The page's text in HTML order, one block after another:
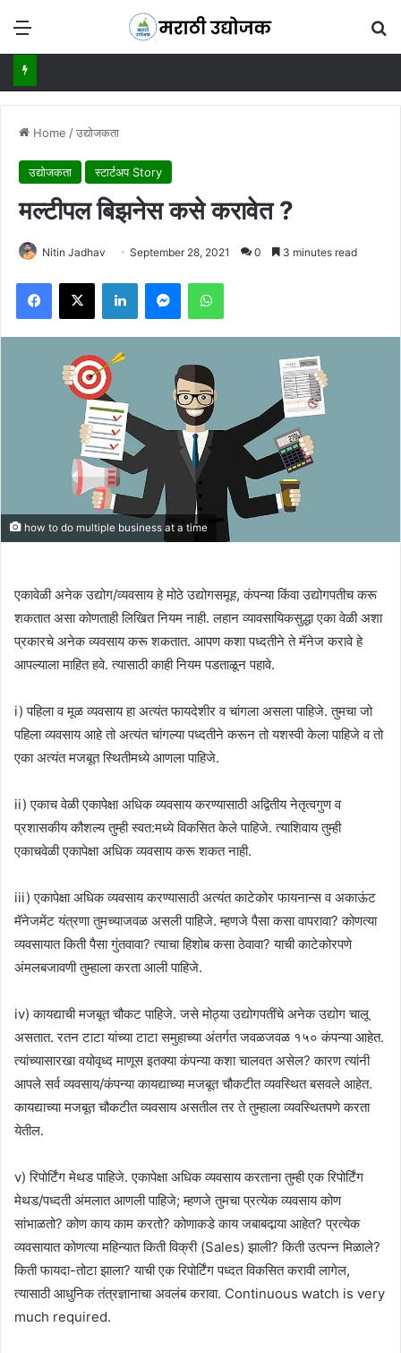
Menu
Home /उद्योजकता
उद्योजकता स्टार्टअप Story
मल्टीपल बिझनेस कसे करावेत ?
Nitin Jadhav September 28, 2021 0 3 minutes read
Facebook
X LinkedInMessengerWhatsApp
how to do multiple business at a time
एकावेळी अनेक उद्योग/व्यवसाय हे मोठे उद्योगसमूह, कंपन्या किंवा उद्योगपतीच करू
शकतात असा कोणताही लिखित नियम नाही. लहान व्यावसायिकसुद्धा एका वेळी अशा
प्रकारचे अनेक व्यवसाय करू शकतात. आपण कशा पध्दतीने ते मॅनेज करावे हे
आपल्याला माहित हवे. त्यासाठी काही नियम पडताळून पहावे.
i) पहिला व मूळ व्यवसाय हा अत्यंत फायदेशीर व चांगला असला पाहिजे. तुमचा जो
पहिला व्यवसाय आहे तो अत्यंत चांगल्या पध्दतीने करून तो यशस्वी केला पाहिजे व तो
एका अत्यंत मजबूत स्थितीमध्ये आणला पाहिजे.
ii) एकाच वेळी एकापेक्षा अधिक व्यवसाय करण्यासाठी अद्वितीय नेतृत्वगुण व
प्रशासकीय कौशल्य तुम्ही स्वत:मध्ये विकसित केले पाहिजे. त्याशिवाय तुम्ही
एकाचवेळी एकापेक्षा अधिक व्यवसाय करू शकत नाही.
iii) एकापेक्षा अधिक व्यवसाय करण्यासाठी अत्यंत काटेकोर फायनान्स व अकाऊंट
मॅनेजमेंट यंत्रणा तुमच्याजवळ असली पाहिजे. म्हणजे पैसा कसा वापरावा? कोणत्या
व्यवसायात किती पैसा गुंतवावा? त्याचा हिशोब कसा ठेवावा? याची काटेकोरपणे
अंमलबजावणी तुम्हाला करता आली पाहिजे.
iv) कायद्याची मजबूत चौकट पाहिजे. जसे मोठ्या उद्योगपतींचे अनेक उद्योग चालू
असतात. रतन टाटा यांच्या टाटा समुहाच्या अंतर्गत जवळजवळ १५० कंपन्या आहेत.
त्यांच्यासारखा वयोवृध्द माणूस इतक्या कंपन्या कशा चालवत असेल? कारण त्यांनी
आपले सर्व व्यवसाय/कंपन्या कायद्याच्या मजबूत चौकटीत व्यवस्थित बसवले आहेत.
कायद्याच्या मजबूत चौकटीत व्यवसाय असतील तर ते तुम्हाला व्यवस्थितपणे करता
येतील.
v) रिपोर्टिंग मेथड पाहिजे. एकापेक्षा अधिक व्यवसाय करताना तुम्ही एक रिपोर्टिंग
मेथड/पध्दती अंमलात आणली पाहिजे; म्हणजे तुमचा प्रत्येक व्यवसाय कोण
सांभाळतो? कोण काय काम करतो? कोणाकडे काय जबाबदार्‍या आहेत? प्रत्येक
व्यवसायात कोणत्या महिन्यात किती विक्री (Sales) झाली? किती उत्पन्न मिळाले?
किती फायदा-तोटा झाला? याची एक रिपोर्टिंग पध्दत विकसित करावी लागेल,
त्यासाठी आधुनिक तंत्रज्ञानाचा अवलंब करावा. Continuous watch is very
much required.